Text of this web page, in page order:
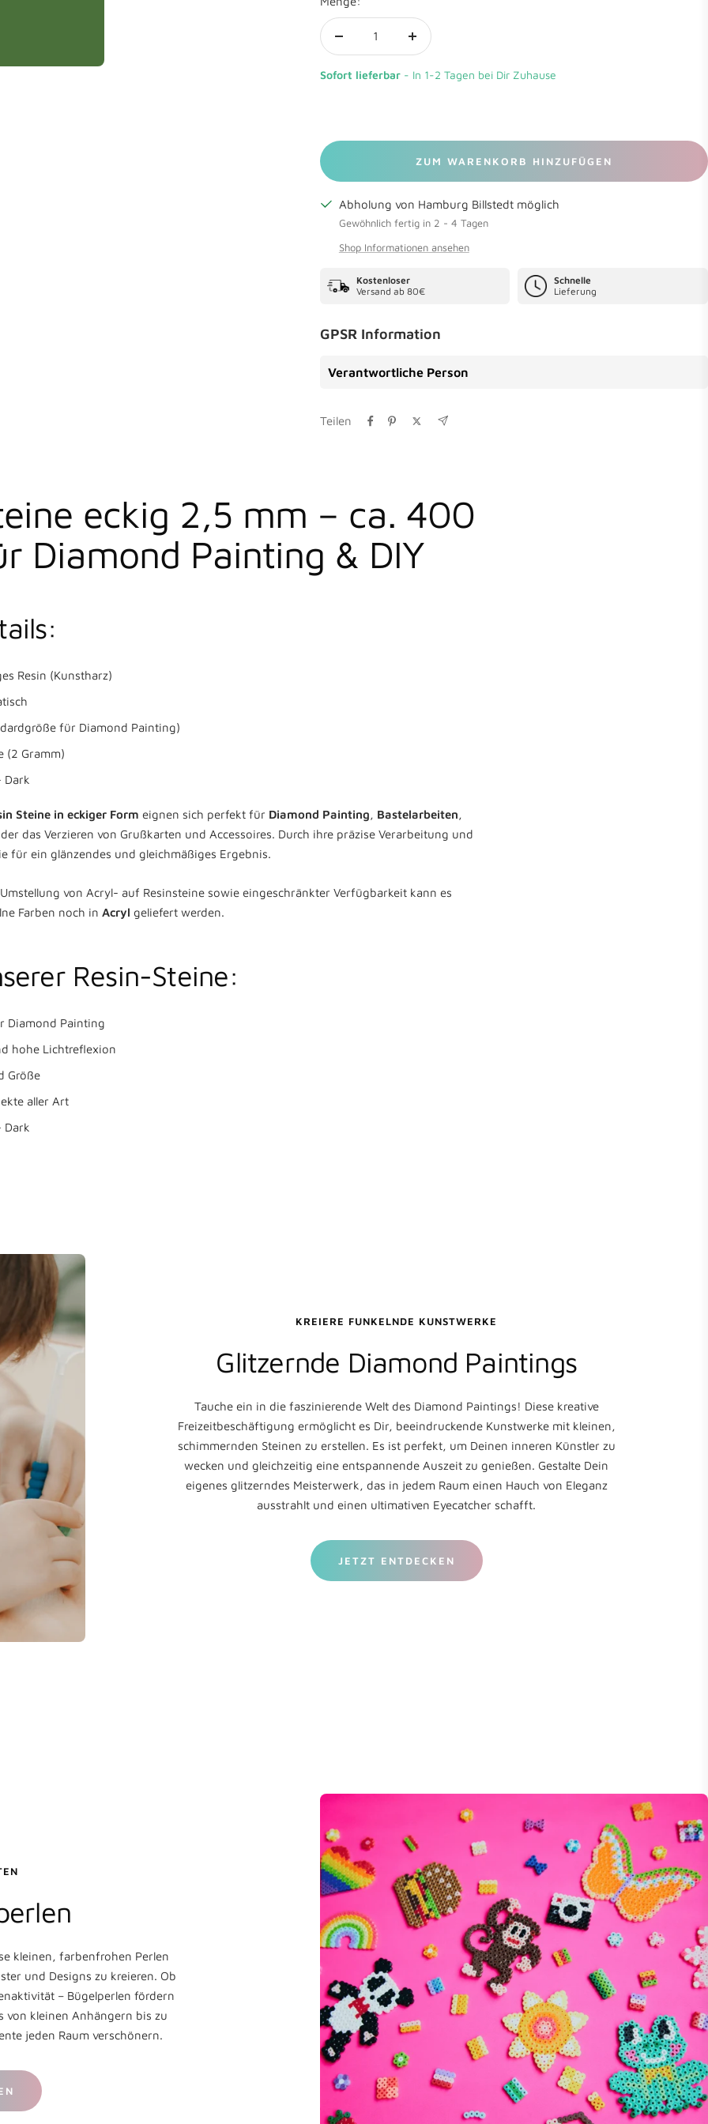
Favoriten speichern
E-Mail
Menge
Sofort lieferbar- In 1-2 Tagen bei Dir Zuhause
ZUM WARENKORB HINZUFÜGEN
Abholung von Hamburg Billstedt möglich
Gewöhnlich fertig in 2 - 4 Tagen
Shop Informationen ansehen
Kostenloser
Versand ab 80€
Schnelle
Lieferung
GPSR Information
Verantwortliche Person
Teilen
eckig 2,5 mm – ca. 400
Diamond Painting & DIY
Resin (Kunstharz)
für Diamond Painting)
(2 Gramm)
Dark
Steine in eckiger Form eignen sich perfekt für Diamond Painting, Bastelarbeiten,
das Verzieren von Grußkarten und Accessoires. Durch ihre präzise Verarbeitung und
für ein glänzendes und gleichmäßiges Ergebnis.
von Acryl- auf Resinsteine sowie eingeschränkter Verfügbarkeit kann es
Farben noch in Acryl geliefert werden.
Resin-Steine:
Diamond Painting
hohe Lichtreflexion
Größe
aller Art
Dark
KREIERE FUNKELNDE KUNSTWERKE
Glitzernde Diamond Paintings
Tauche ein in die faszinierende Welt des Diamond Paintings! Diese kreative
Freizeitbeschäftigung ermöglicht es Dir, beeindruckende Kunstwerke mit kleinen,
schimmernden Steinen zu erstellen. Es ist perfekt, um Deinen inneren Künstler zu
wecken und gleichzeitig eine entspannende Auszeit zu genießen. Gestalte Dein
eigenes glitzerndes Meisterwerk, das in jedem Raum einen Hauch von Eleganz
ausstrahlt und einen ultimativen Eyecatcher schafft.
JETZT ENTDECKEN
kleinen, farbenfrohen Perlen
und Designs zu kreieren. Ob
– Bügelperlen fördern
von kleinen Anhängern bis zu
jeden Raum verschönern.